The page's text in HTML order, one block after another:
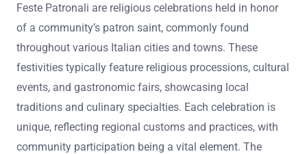
Feste Patronali are religious celebrations held in honor
of a community’s patron saint, commonly found
throughout various Italian cities and towns. These
festivities typically feature religious processions, cultural
events, and gastronomic fairs, showcasing local
traditions and culinary specialties. Each celebration is
unique, reflecting regional customs and practices, with
community participation being a vital element. The